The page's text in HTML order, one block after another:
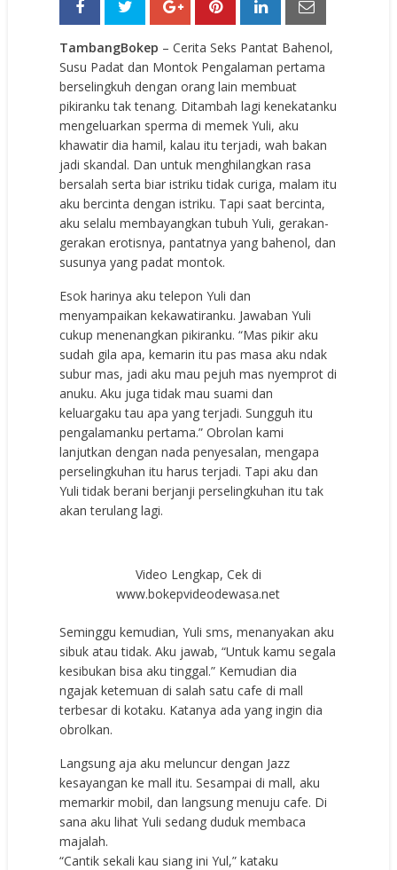
TambangBokep – Cerita Seks Pantat Bahenol,
Susu Padat dan Montok Pengalaman pertama
berselingkuh dengan orang lain membuat
pikiranku tak tenang. Ditambah lagi kenekatanku
mengeluarkan sperma di memek Yuli, aku
khawatir dia hamil, kalau itu terjadi, wah bakan
jadi skandal. Dan untuk menghilangkan rasa
bersalah serta biar istriku tidak curiga, malam itu
aku bercinta dengan istriku. Tapi saat bercinta,
aku selalu membayangkan tubuh Yuli, gerakan-
gerakan erotisnya, pantatnya yang bahenol, dan
susunya yang padat montok.
Esok harinya aku telepon Yuli dan
menyampaikan kekawatiranku. Jawaban Yuli
cukup menenangkan pikiranku. “Mas pikir aku
sudah gila apa, kemarin itu pas masa aku ndak
subur mas, jadi aku mau pejuh mas nyemprot di
anuku. Aku juga tidak mau suami dan
keluargaku tau apa yang terjadi. Sungguh itu
pengalamanku pertama.” Obrolan kami
lanjutkan dengan nada penyesalan, mengapa
perselingkuhan itu harus terjadi. Tapi aku dan
Yuli tidak berani berjanji perselingkuhan itu tak
akan terulang lagi.
Video Lengkap, Cek di
www.bokepvideodewasa.net
Seminggu kemudian, Yuli sms, menanyakan aku
sibuk atau tidak. Aku jawab, “Untuk kamu segala
kesibukan bisa aku tinggal.” Kemudian dia
ngajak ketemuan di salah satu cafe di mall
terbesar di kotaku. Katanya ada yang ingin dia
obrolkan.
Langsung aja aku meluncur dengan Jazz
kesayangan ke mall itu. Sesampai di mall, aku
memarkir mobil, dan langsung menuju cafe. Di
sana aku lihat Yuli sedang duduk membaca
majalah.
“Cantik sekali kau siang ini Yul,” kataku